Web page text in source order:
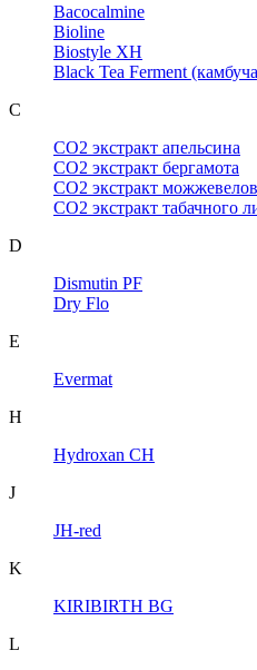
Bacocalmine
Bioline
Biostyle XH
Black Tea Ferment
C
CO2 экстракт апельсина
CO2 экстракт бергамота
CO2 экстракт
CO2 экстракт табачного
D
Dismutin PF
Dry Flo
E
Evermat
H
Hydroxan CH
J
JH-red
K
KIRIBIRTH BG
L